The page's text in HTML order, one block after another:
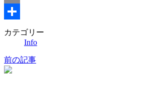
Email
共
カテゴリー
Info
前の記事